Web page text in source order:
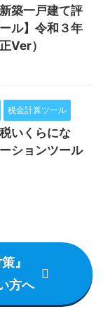
築一戸建て評
ル】令和３年
Ver）
税金計算ツール
いくらにな
ションツール
』
方へ